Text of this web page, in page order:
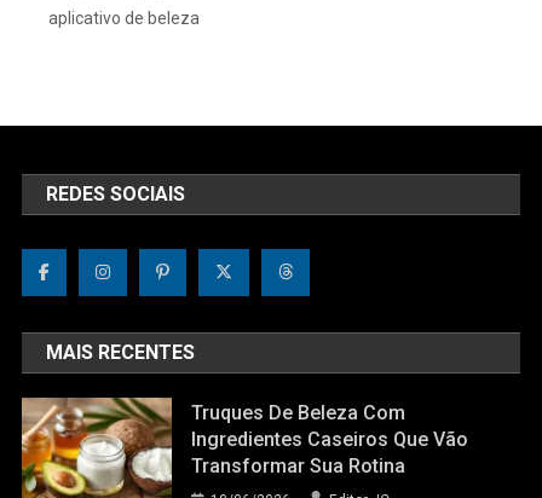
aplicativo de beleza
REDES SOCIAIS
MAIS RECENTES
Truques De Beleza Com
Ingredientes Caseiros Que Vão
Transformar Sua Rotina